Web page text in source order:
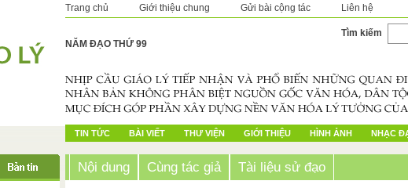
Trang chủ Giới thiệu chung Gửi bài cộng tác Liên hệ
NĂM ĐẠO THỨ 99
Tìm kiếm
TIN TỨC BÀI VIẾT THƯ VIỆN GIỚI THIỆU HÌNH ẢNH NHẠC
Nội dung Cùng tác giả Tài liệu sử đạo